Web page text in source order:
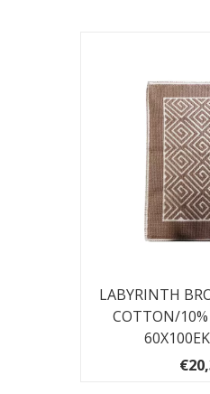
LABYRINTH
COTTON/10%